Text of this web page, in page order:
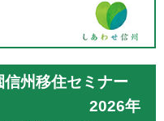
住セミナー
) 2026年